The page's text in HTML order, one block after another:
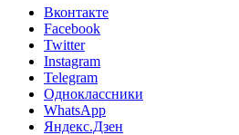
Вконтакте
Facebook
Twitter
Instagram
Telegram
Одноклассники
WhatsApp
Яндекс.Дзен